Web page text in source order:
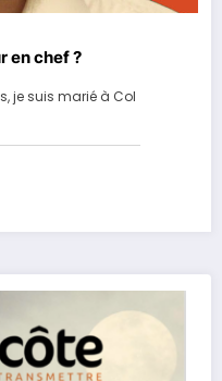
en chef ?
je suis marié à Col